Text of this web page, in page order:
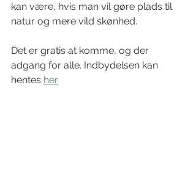
kan være, hvis man vil gøre plads til
natur og mere vild skønhed.
Det er gratis at komme, og der
adgang for alle. Indbydelsen kan
hentes her